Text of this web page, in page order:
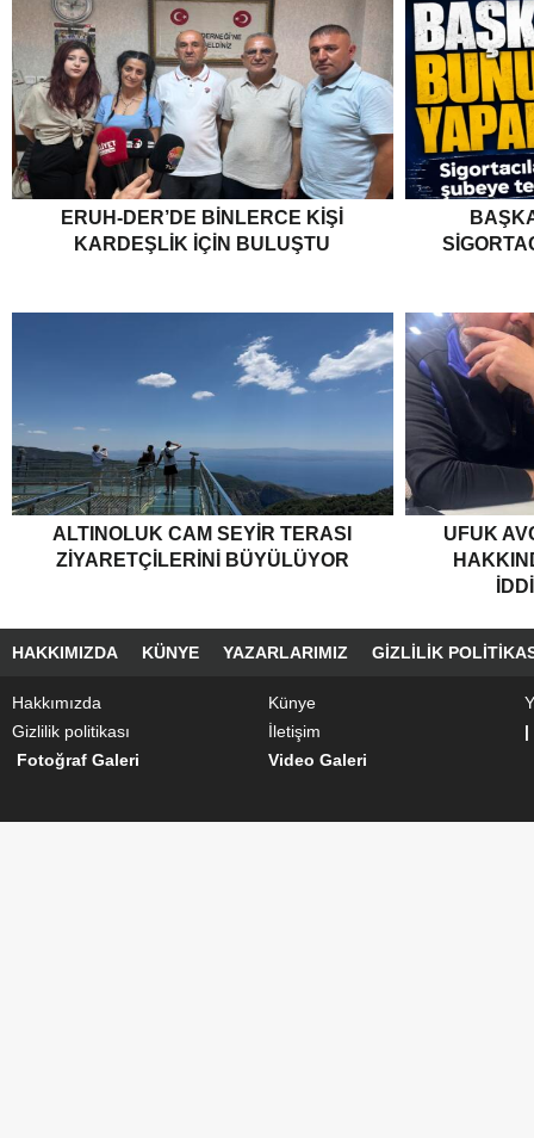
ERUH-DER’DE BINLERCE KIŞI
KARDEŞLIK İÇIN BULUŞTU
ALTINOLUK CAM SEYIR TERASI
ZIYARETÇILERINI BÜYÜLÜYOR
UFUK
HAKKIMIZDA KÜNYE YAZARLARIMIZ GIZLILIK
Hakkımızda Künye
Gizlilik politikası
İletişim
|
Fotoğraf Galeri
Video Galeri